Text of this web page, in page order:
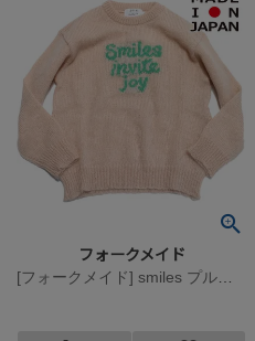
フォークメイド
[フォークメイド] smiles プルオーバー ピンク×グリーン